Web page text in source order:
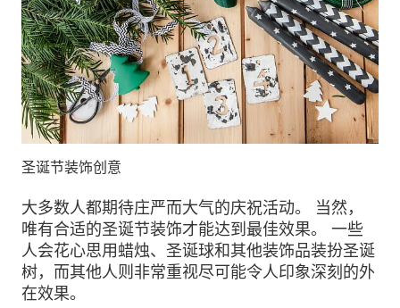
圣诞节装饰创意
大多数人都期待庄严而大气的庆祝活动。 当然，
唯有合适的圣诞节装饰才能达到最佳效果。 一些
人会花心思用蜡烛、圣诞球和其他装饰品装扮圣诞
树，而其他人则非常重视尽可能令人印象深刻的外
在效果。